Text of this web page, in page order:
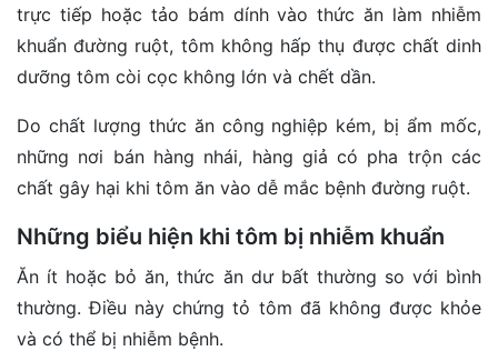
trực tiếp hoặc tảo bám dính vào thức ăn làm nhiễm
khuẩn đường ruột, tôm không hấp thụ được chất dinh
dưỡng tôm còi cọc không lớn và chết dần.
Do chất lượng thức ăn công nghiệp kém, bị ẩm mốc,
những nơi bán hàng nhái, hàng giả có pha trộn các
chất gây hại khi tôm ăn vào dễ mắc bệnh đường ruột.
Những biểu hiện khi tôm bị nhiễm khuẩn
Ăn ít hoặc bỏ ăn, thức ăn dư bất thường so với bình
thường. Điều này chứng tỏ tôm đã không được khỏe
và có thể bị nhiễm bệnh.